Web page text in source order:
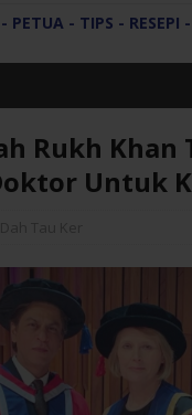
PETUA - TIPS - RESEPI
Rukh Khan
Untuk